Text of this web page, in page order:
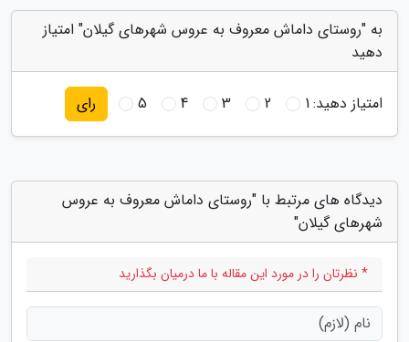
به "روستای داماش معروف به عروس شهرهای گیلان" امتیاز
دهید
امتیاز دهید:1
2
3
4
5 رای
دیدگاه های مرتبط با "روستای داماش معروف به عروس
شهرهای گیلان"
* نظرتان را در مورد این مقاله با ما درمیان بگذارید